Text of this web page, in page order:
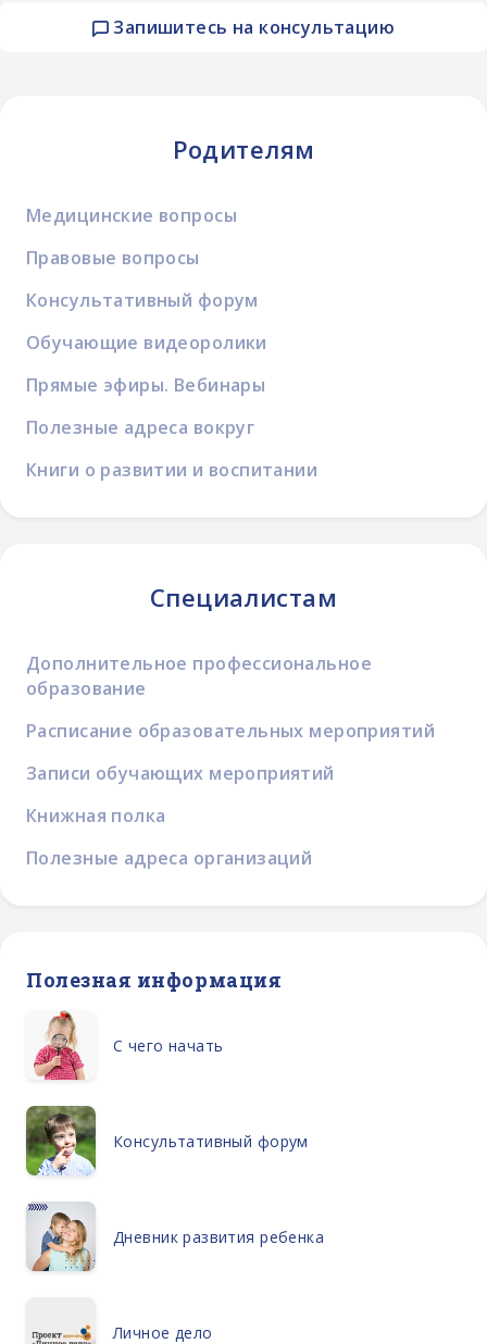
Запишитесь на консультацию
Родителям
Медицинские вопросы
Правовые вопросы
Консультативный форум
Обучающие видеоролики
Прямые эфиры. Вебинары
Полезные адреса вокруг
Книги о развитии и воспитании
Специалистам
Дополнительное профессиональное
образование
Расписание образовательных мероприятий
Записи обучающих мероприятий
Книжная полка
Полезные адреса организаций
Полезная информация
С чего начать
Консультативный форум
Дневник развития ребенка
Личное дело